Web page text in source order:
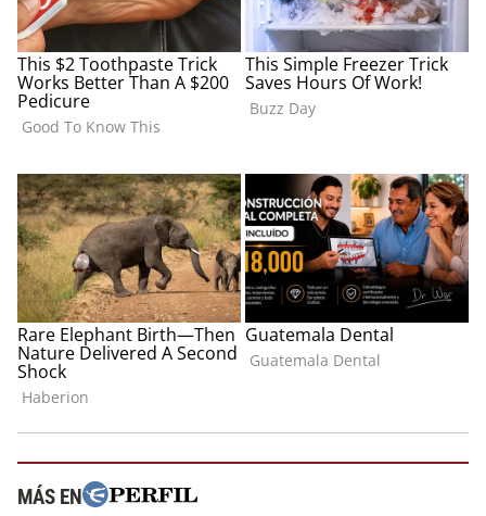
MÁS EN